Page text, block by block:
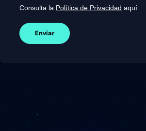
Consulta la Política de Privacidad aquí
Enviar